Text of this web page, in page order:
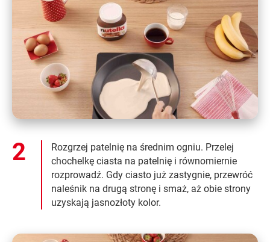
Rozgrzej patelnię na średnim ogniu. Przelej
chochelkę ciasta na patelnię i równomiernie
rozprowadź. Gdy ciasto już zastygnie, przewróć
naleśnik na drugą stronę i smaż, aż obie strony
uzyskają jasnozłoty kolor.